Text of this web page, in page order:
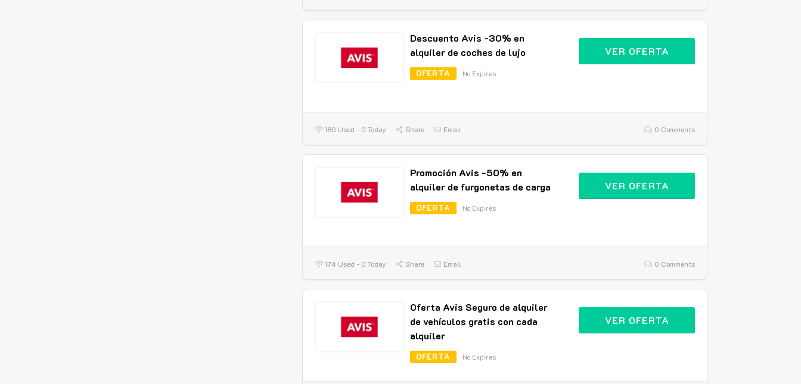
Descuento Avis -30% en
alquiler de coches de lujo
OFERTA No Expires
VER OFERTA
180 Used - 0 Today Share Email 0 Comments
Promoción Avis -50% en
alquiler de furgonetas de carga
OFERTA No Expires
VER OFERTA
174 Used - 0 Today Share Email 0 Comments
Oferta Avis Seguro de alquiler
de vehículos gratis con cada
alquiler
OFERTA No Expires
VER OFERTA